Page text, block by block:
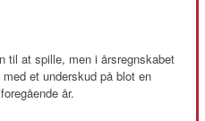
til at spille, men i årsregnskabet
et underskud på blot en
år.